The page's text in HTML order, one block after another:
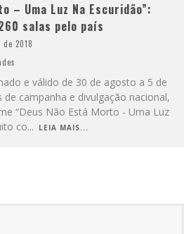
– Uma Luz Na Escuridão”:
salas pelo país
de 2018
e válido de 30 de agosto a 5 de
campanha e divulgação nacional,
“Deus Não Está Morto - Uma Luz
co... LEIA MAIS...